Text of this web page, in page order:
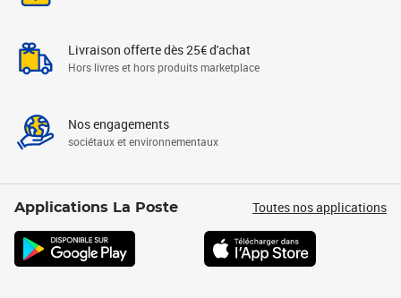
Livraison offerte dès 25€ d'achat
Hors livres et hors produits marketplace
Nos engagements
sociétaux et environnementaux
Applications La Poste Toutes nos applications